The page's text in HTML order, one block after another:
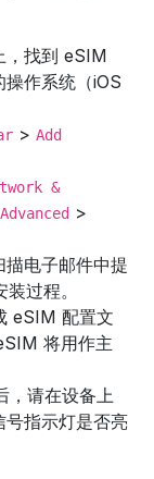
，找到 eSIM
作系统（iOS
> Add
&
Advanced >
描电子邮件中提
过程。
eSIM 配置文
将用作主
，请在设备上
号指示灯是否亮